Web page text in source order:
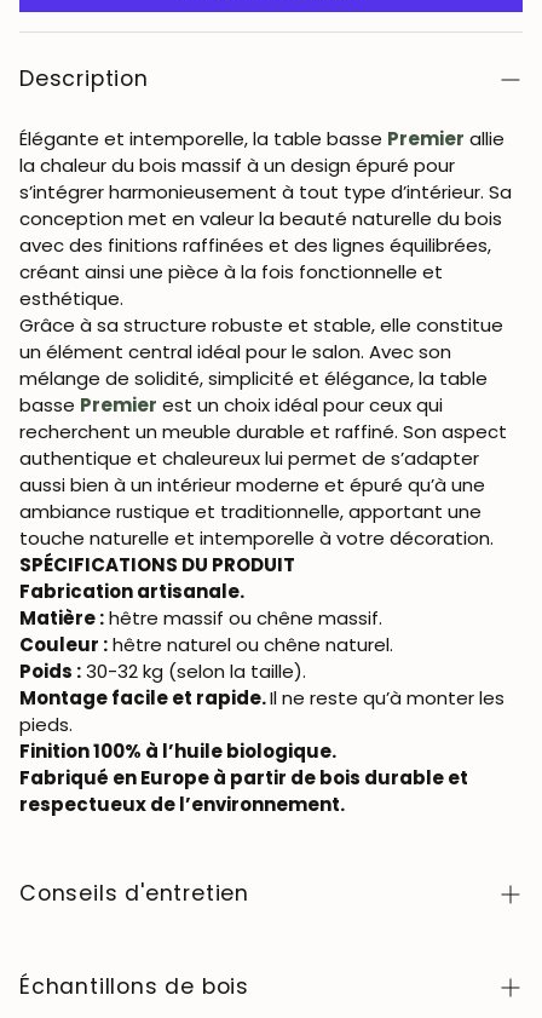
Description
Élégante et intemporelle, la table basse Premier allie
la chaleur du bois massif à un design épuré pour
s’intégrer harmonieusement à tout type d’intérieur. Sa
conception met en valeur la beauté naturelle du bois
avec des finitions raffinées et des lignes équilibrées,
créant ainsi une pièce à la fois fonctionnelle et
esthétique.
Grâce à sa structure robuste et stable, elle constitue
un élément central idéal pour le salon. Avec son
mélange de solidité, simplicité et élégance, la table
basse Premier est un choix idéal pour ceux qui
recherchent un meuble durable et raffiné. Son aspect
authentique et chaleureux lui permet de s’adapter
aussi bien à un intérieur moderne et épuré qu’à une
ambiance rustique et traditionnelle, apportant une
touche naturelle et intemporelle à votre décoration.
SPÉCIFICATIONS DU PRODUIT
Fabrication artisanale.
Matière :hêtre massif ou chêne massif.
Couleur :hêtre naturel ou chêne naturel.
Poids :30-32 kg (selon la taille).
Montage facile et rapide.Il ne reste qu’à monter les
pieds.
Finition 100% à l’huile biologique.
Fabriqué en Europe à partir de bois durable et
respectueux de l’environnement.
Conseils d'entretien
humide. Évitez tout contact avec des produits
Échantillons de bois